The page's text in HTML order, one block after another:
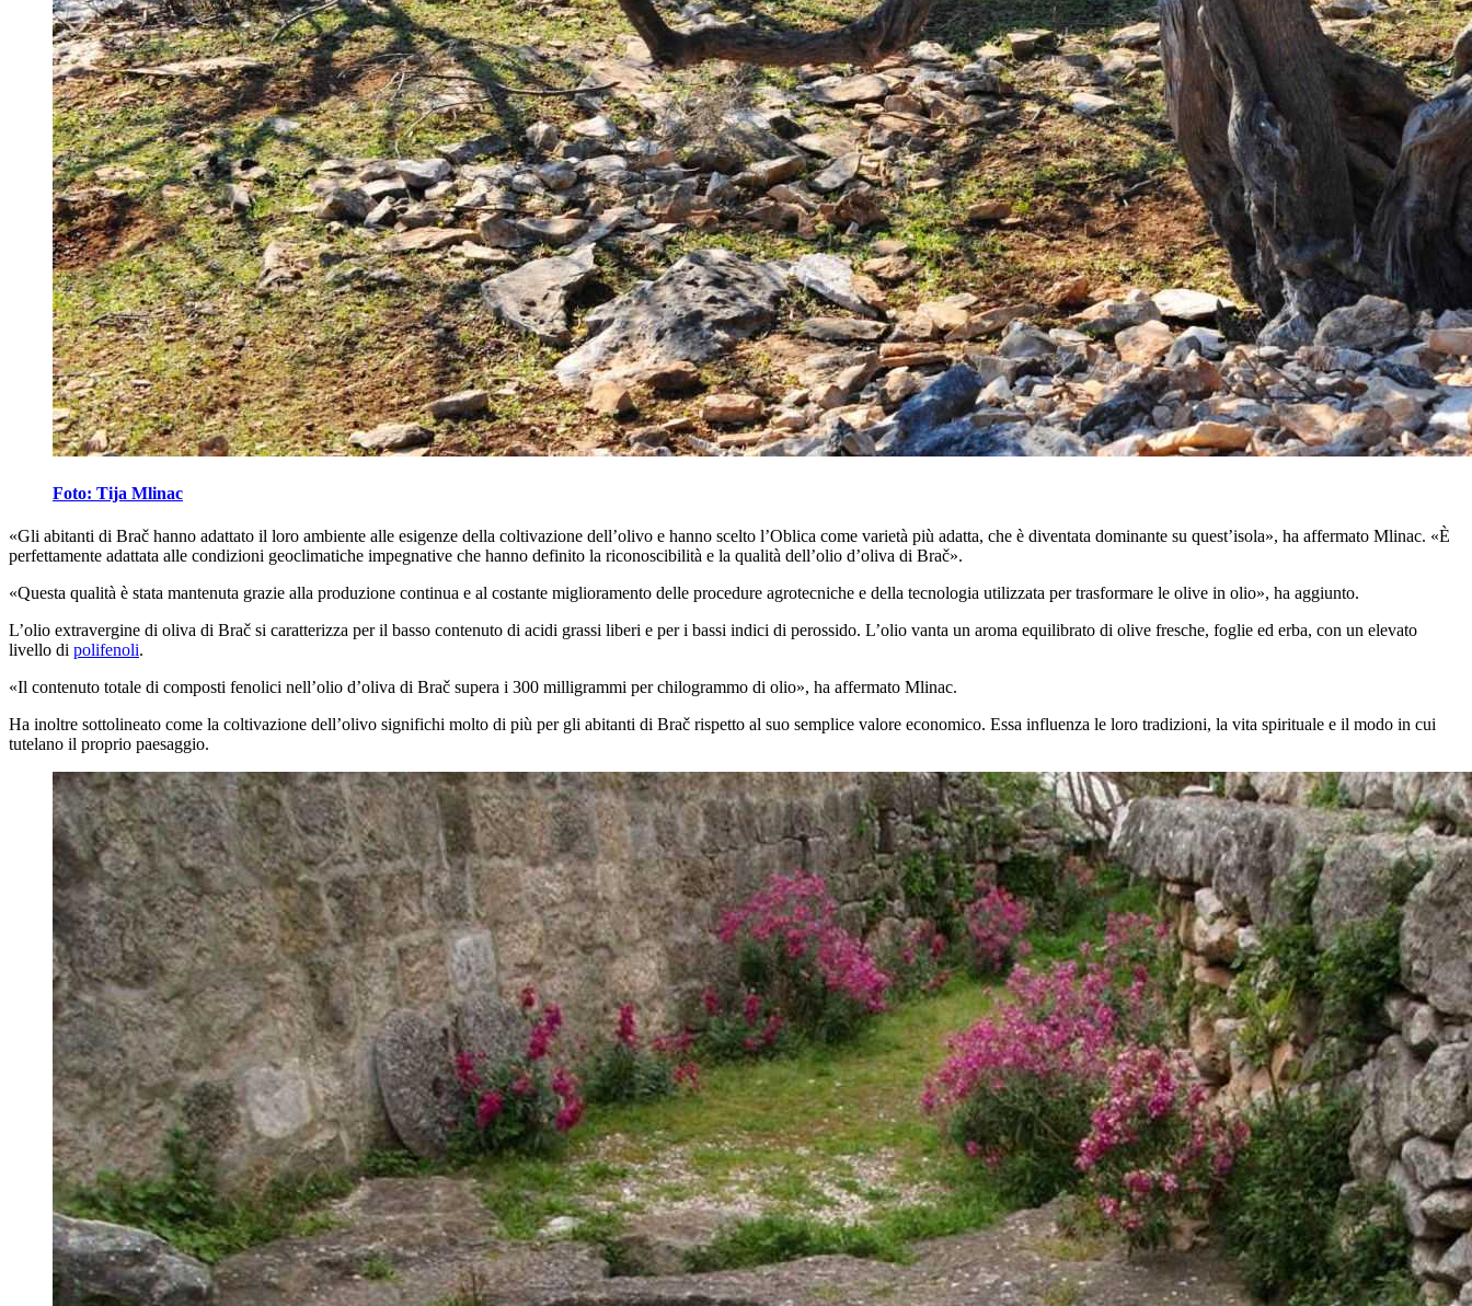
Foto: Tija Mlinac
«Gli abitanti di Brač hanno adattato il loro ambiente alle esigenze della coltivazione dell’olivo e hanno scelto l’Oblica come varietà più adatta, che è diventata dominante su quest’isola», ha affermato Mlinac. «È
perfettamente adattata alle condizioni geoclimatiche impegnative che hanno definito la riconoscibilità e la qualità dell’olio d’oliva di Brač».
«Questa qualità è stata mantenuta grazie alla produzione continua e al costante miglioramento delle procedure agrotecniche e della tecnologia utilizzata per trasformare le olive in olio», ha aggiunto.
L’olio extravergine di oliva di Brač si caratterizza per il basso contenuto di acidi grassi liberi e per i bassi indici di perossido. L’olio vanta un aroma equilibrato di olive fresche, foglie ed erba, con un elevato
livello di polifenoli.
«Il contenuto totale di composti fenolici nell’olio d’oliva di Brač supera i 300 milligrammi per chilogrammo di olio», ha affermato Mlinac.
Ha inoltre sottolineato come la coltivazione dell’olivo significhi molto di più per gli abitanti di Brač rispetto al suo semplice valore economico. Essa influenza le loro tradizioni, la vita spirituale e il modo in cui
tutelano il proprio paesaggio.